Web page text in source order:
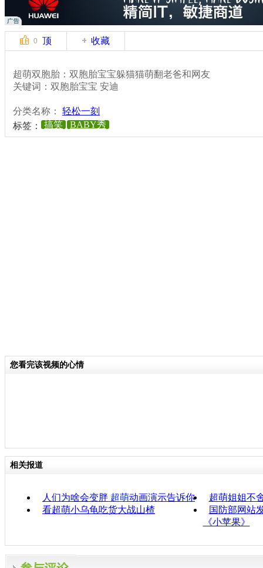
0 顶 收藏
超萌双胞胎：双胞胎宝宝躲猫猫萌翻老爸和网友
关键词：双胞胎宝宝 安迪
分类名称： 轻松一刻
标签：
搞笑 BABY秀
您看完该视频的心情
相关报道
人们为啥会变胖 超萌动画演示告诉你
超萌姐姐不
看超萌小乌龟吃货大战山楂
国防部网站
《小苹果》